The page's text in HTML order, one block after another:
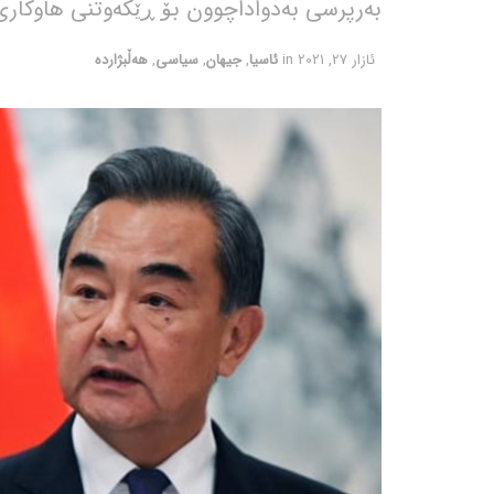
بەرپرسی بەدواداچوون بۆ ڕێکەوتنی هاوکاری 25 ساڵەی تاران – پەکین
ئازار 27, 2021 in ئاسیا,جیهان,سیاسی,هەڵبژاردە